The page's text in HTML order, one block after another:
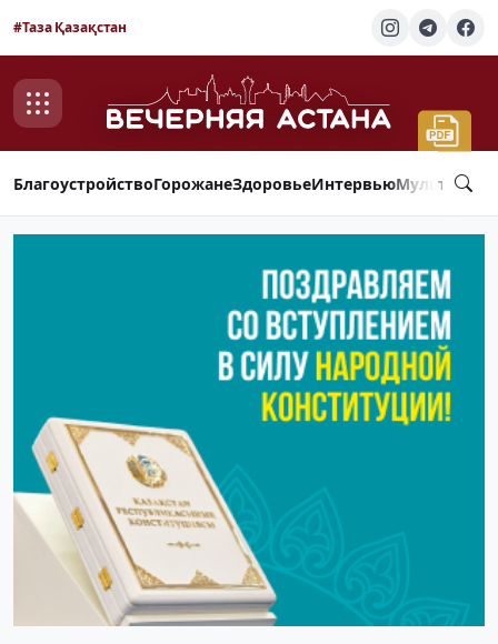
#Таза Қазақстан
БлагоустройствоГорожанеЗдоровьеИнтервью